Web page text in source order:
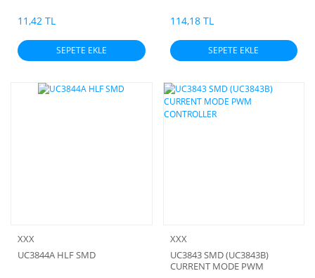
11,42 TL
SEPETE EKLE
114,18 TL
SEPETE EKLE
XXX
UC3844A HLF SMD
XXX
UC3843 SMD (UC3843B)
CURRENT MODE PWM